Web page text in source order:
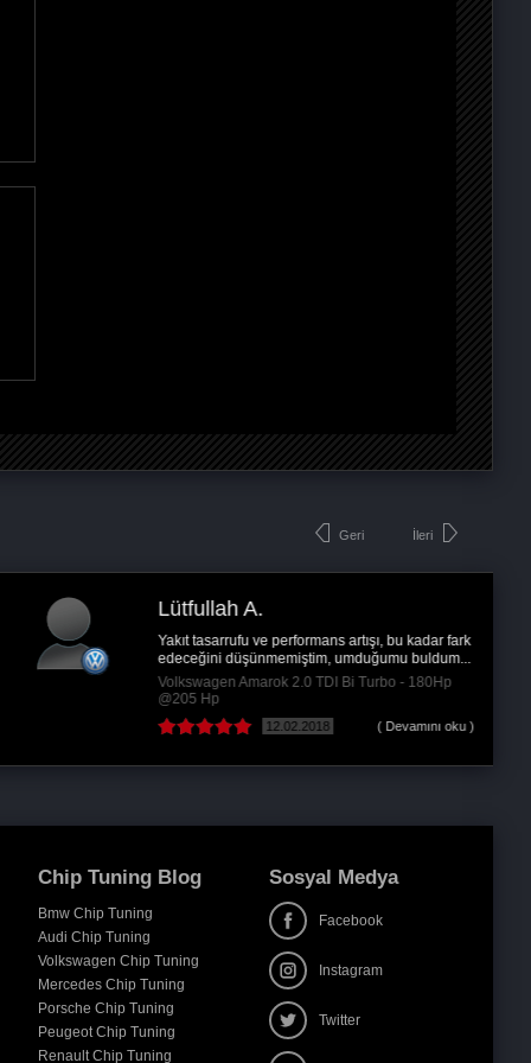
Geri
Lütfullah A.
Yakıt tasarrufu ve performans artışı, bu kadar fark
edeceğini düşünmemiştim, umduğumu buldum...
Volkswagen Amarok 2.0 TDI Bi Turbo - 180Hp
@205 Hp
12.02.2018 ( Devamını oku )
İleri
Chip Tuning Blog
Bmw Chip Tuning
Audi Chip Tuning
Volkswagen Chip Tuning
Mercedes Chip Tuning
Porsche Chip Tuning
Peugeot Chip Tuning
Renault Chip Tuning
Sosyal Medya
Facebook
Instagram
Twitter